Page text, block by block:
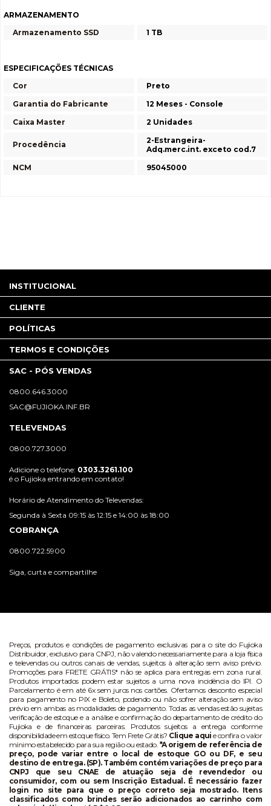
ARMAZENAMENTO
Armazenamento SSD
1 TB
ESPECIFICAÇÕES TÉCNICAS
Cor
Preto
Garantia do Fabricante
12 Meses - Console
Caixa Master
2 Unidades
Procedência
2-Estrangeira-
Adq.merc.int. exceto cod.7
NCM
95045000
INSTITUCIONAL
CLIENTE
POLÍTICAS
TERMOS E CONDIÇÕES
SAC - PÓS VENDAS
0800.646.3000
SAC@FUJIOKA.INF.BR
TELEVENDAS
0800.727.3000
Adicione o telefone: 0303.3261.100
é o Fujioka entrando em contato!
Horário de Atendimento do Televendas:
Segunda à Sexta 09:15 às 12:15 e 14:00 às 18:00
COBRANÇA
0800.722.5900
Siga, curta e compartilhe
Preços, produtos e condições de pagamento exclusivas para o site do Fujioka
Distribuidor, exclusivo para CNPJ, não valendo necessariamente para a loja física
e televendas ou outros canais de vendas, sujeitos à alteração sem aviso prévio.
Promoções para FRETE GRÁTIS* não se aplica para entregas em zona rural.
Produtos importados podem estar sujeitos a uma nova incidência do IPI. O
Parcelamento é em até 6x sem juros nos cartões. Ofertamos desconto especial
para pagamento no PIX e Boleto, podendo ou não sofrer alteração sem aviso
prévio em ambas as modalidades de pagamento. Todas as vendas estão sujeitas
verificação de estoque e a análise e confirmação do departamento de crédito do
Fujioka e de financeiras parceiras. Produtos sujeitos a entrega conforme
disponibilidade em estoque físico. Tem Frete Grátis? Clique aqui e confira o valor
mínimo estabelecido para sua região ou estado. *A origem de referência de
preço, pode variar entre o local de estoque GO ou DF, e seu
destino de entrega. (SP). Também contém variações de preço para
CNPJ que seu CNAE de atuação seja de revendedor ou
consumidor, com ou sem Inscrição Estadual. É necessário fazer
login no site para que o preço correto seja mostrado. Itens
classificados como brindes serão adicionados ao carrinho com